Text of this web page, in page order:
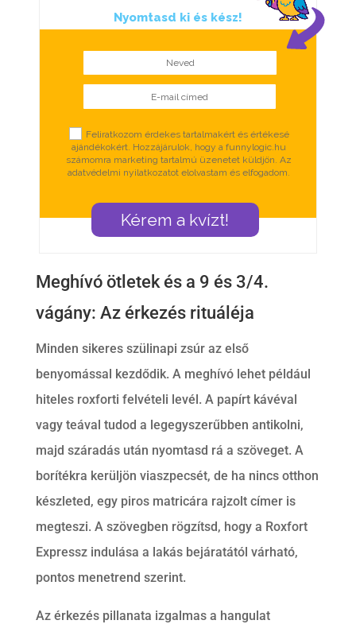
Nyomtasd ki és kész!
Select OptionsFeliratkozom érdekes tartalmakért és értékesé
ajándékokért. Hozzájárulok, hogy a funnylogic.hu
számomra marketing tartalmú üzenetet küldjön. Az
adatvédelmi nyilatkozatot elolvastam és elfogadom.
Kérem a kvízt!
Meghívó ötletek és a 9 és 3/4.
vágány: Az érkezés rituáléja
Minden sikeres szülinapi zsúr az első
benyomással kezdődik. A meghívó lehet például
hiteles roxforti felvételi levél. A papírt kávéval
vagy teával tudod a legegyszerűbben antikolni,
majd száradás után nyomtasd rá a szöveget. A
borítékra kerüljön viaszpecsét, de ha nincs otthon
készleted, egy piros matricára rajzolt címer is
megteszi. A szövegben rögzítsd, hogy a Roxfort
Expressz indulása a lakás bejáratától várható,
pontos menetrend szerint.
Az érkezés pillanata izgalmas a hangulat